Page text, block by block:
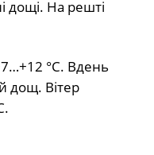
дощі. На решті
°С. Вдень
дощ. Вітер